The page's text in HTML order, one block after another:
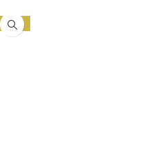
-50%
AUSVERKAUFT